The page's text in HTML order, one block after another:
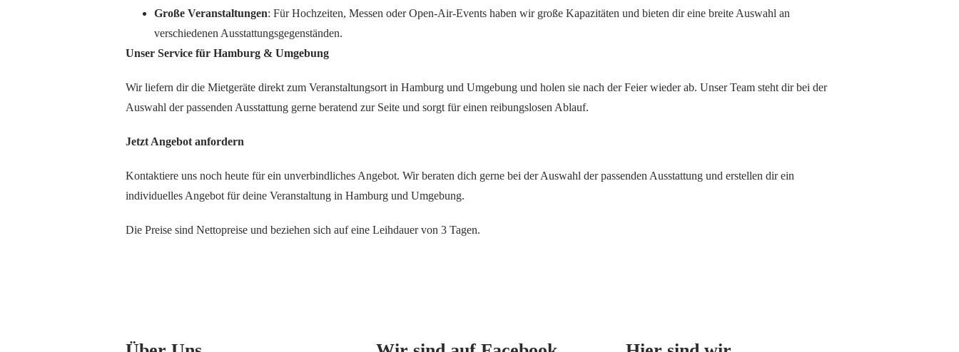
Große Veranstaltungen: Für Hochzeiten, Messen oder Open-Air-Events haben wir große Kapazitäten und bieten dir eine breite Auswahl an
verschiedenen Ausstattungsgegenständen.
Unser Service für Hamburg & Umgebung
Wir liefern dir die Mietgeräte direkt zum Veranstaltungsort in Hamburg und Umgebung und holen sie nach der Feier wieder ab. Unser Team steht dir bei der
Auswahl der passenden Ausstattung gerne beratend zur Seite und sorgt für einen reibungslosen Ablauf.
Jetzt Angebot anfordern
Kontaktiere uns noch heute für ein unverbindliches Angebot. Wir beraten dich gerne bei der Auswahl der passenden Ausstattung und erstellen dir ein
individuelles Angebot für deine Veranstaltung in Hamburg und Umgebung.
Die Preise sind Nettopreise und beziehen sich auf eine Leihdauer von 3 Tagen.
akzeptieren